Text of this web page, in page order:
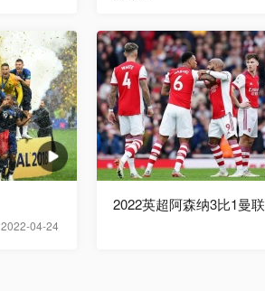
2022-04-24
2022英超阿森纳3比1曼联